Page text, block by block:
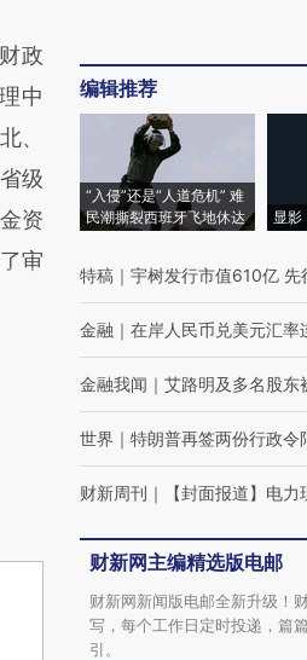
政
中
、
级
资
审
编辑推荐
“入侵”还是“人道危机” 难
民潮撕裂西班牙飞地休达
显影
特稿 ｜ 宇树发行市值610亿 先
金融 ｜ 在岸人民币兑美元汇率
金融我闻 ｜ 艾路明及多名股东
世界 ｜ 特朗普再签两份行政令
财新周刊 ｜ 【封面报道】电
财新网主编精选版电邮
财新网新闻版电邮全新升级！
写，每个工作日定时投递，篇
引。